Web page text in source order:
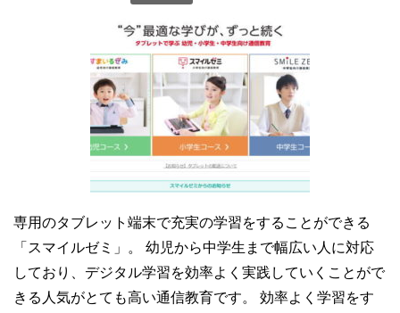
専用のタブレット端末で充実の学習をすることができる
「スマイルゼミ」。 幼児から中学生まで幅広い人に対応
しており、デジタル学習を効率よく実践していくことがで
きる人気がとても高い通信教育です。 効率よく学習をす